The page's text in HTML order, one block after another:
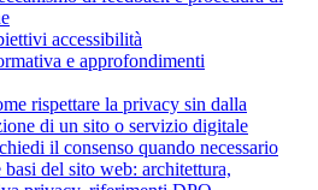
accessibilità
e approfondimenti
rispettare la privacy sin dalla
di un sito o servizio digitale
il consenso quando necessario
basi del sito web: architettura,